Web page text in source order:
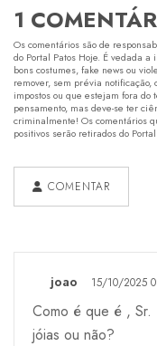
1
Os comentários são de
do Portal Patos Hoje. É vedada
bons costumes, fake news ou
remover, sem prévia
impostos ou que estejam fora
pensamento, mas deve-se ter
criminalmente! Os comentários
positivos serão retirados do Portal.
COMENTAR
joao 15/10/2025
Como é que é , Sr.
jóias ou não?